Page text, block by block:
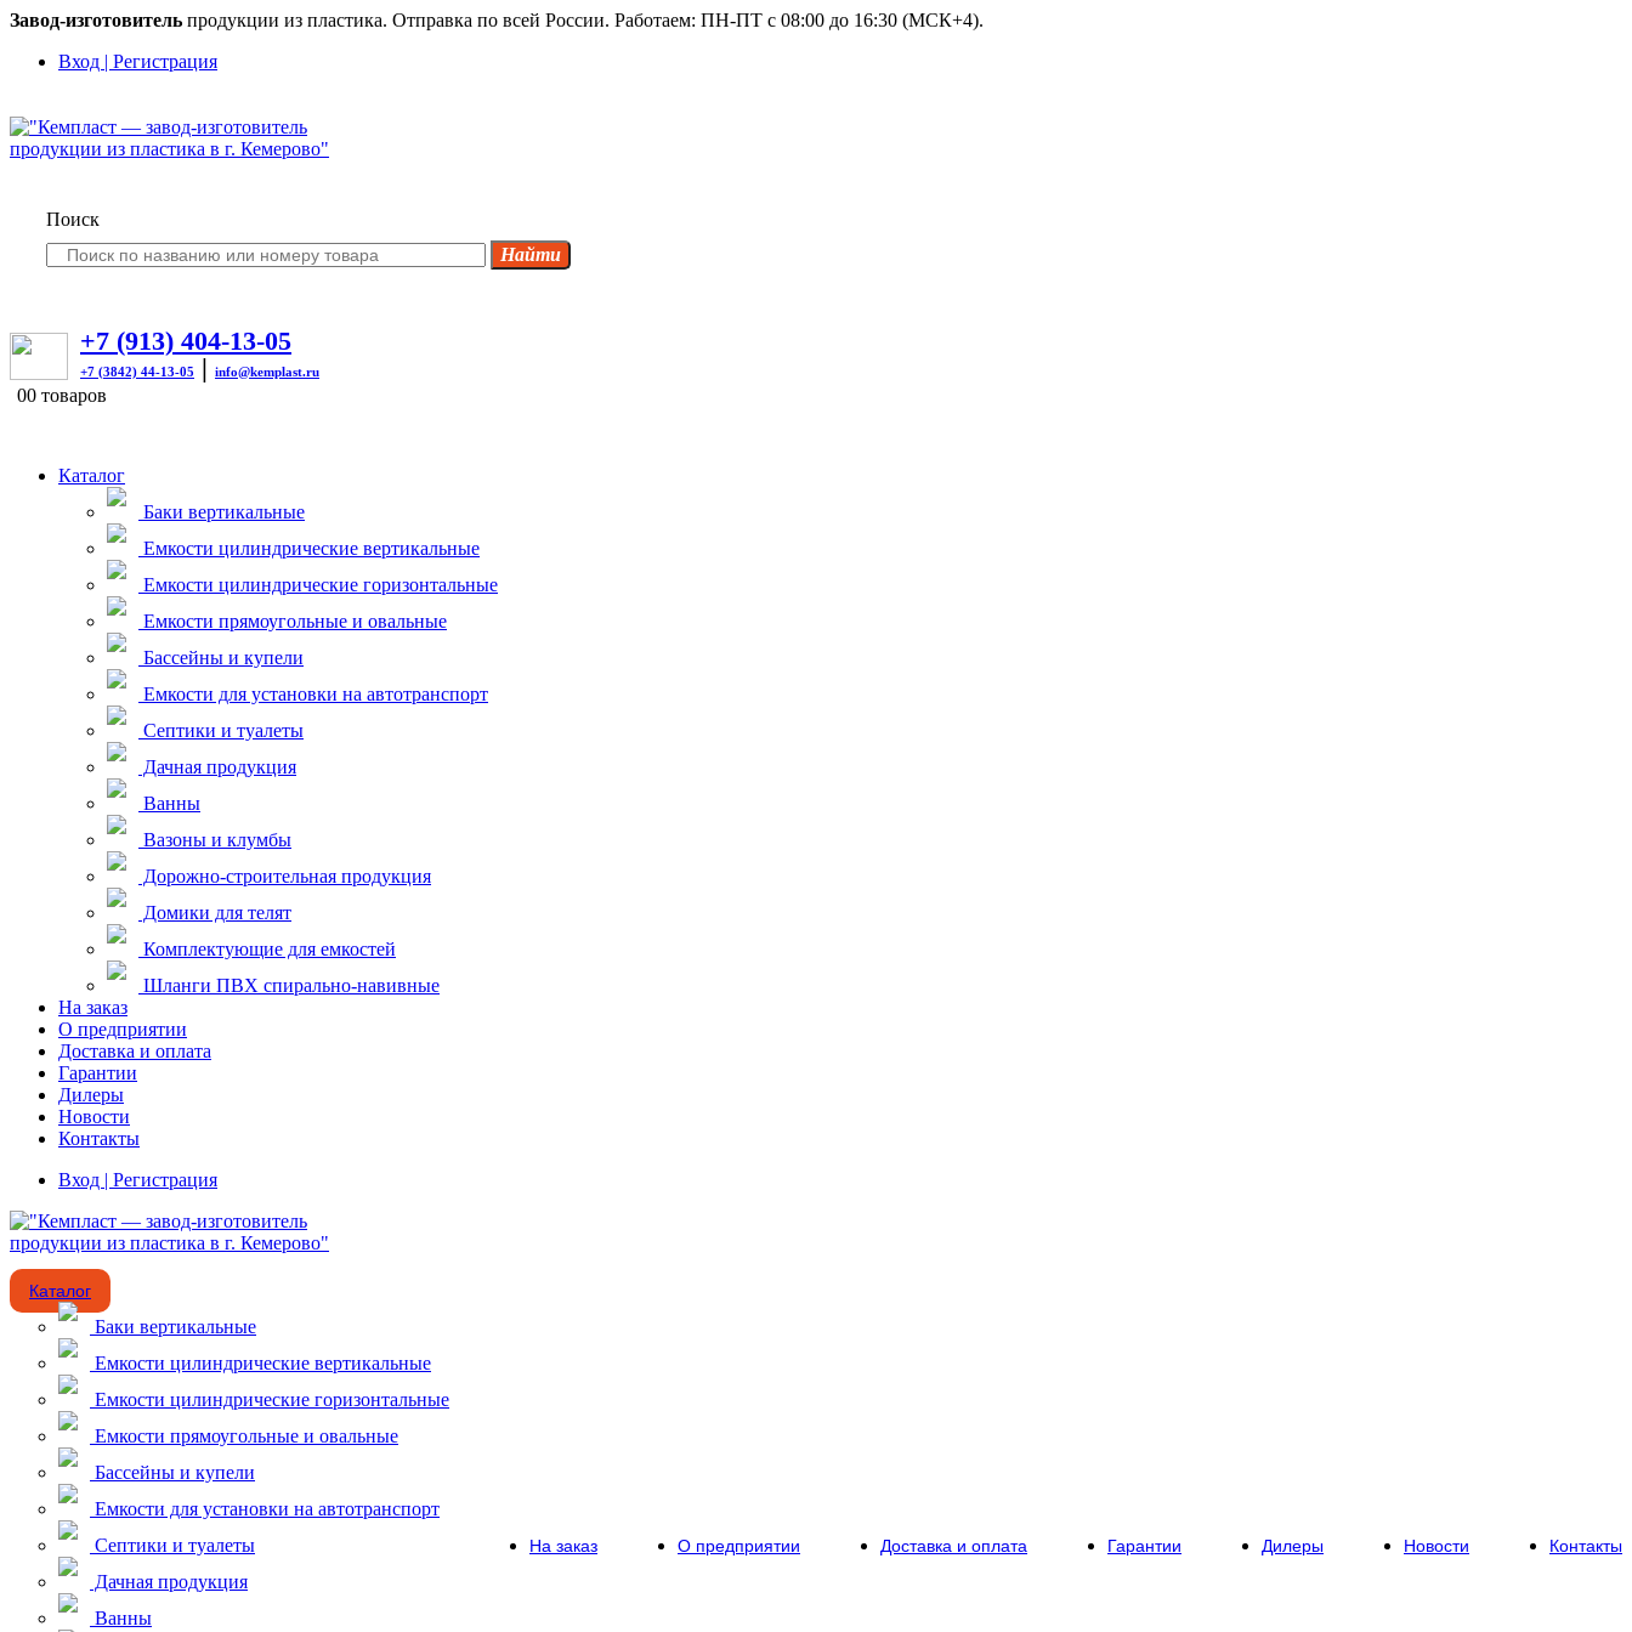
Завод-изготовитель продукции из пластика. Отправка по всей России. Работаем: ПН-ПТ с 08:00 до 16:30 (МСК+4).
Вход | Регистрация
Поиск
+7 (913) 404-13-05
+7 (3842) 44-13-05 | info@kemplast.ru
00 товаров
Каталог
Баки вертикальные
Емкости цилиндрические вертикальные
Емкости цилиндрические горизонтальные
Емкости прямоугольные и овальные
Бассейны и купели
Емкости для установки на автотранспорт
Септики и туалеты
Дачная продукция
Ванны
Вазоны и клумбы
Дорожно-строительная продукция
Домики для телят
Комплектующие для емкостей
Шланги ПВХ спирально-навивные
На заказ
О предприятии
Доставка и оплата
Гарантии
Дилеры
Новости
Контакты
Вход | Регистрация
Каталог
Баки вертикальные
Емкости цилиндрические вертикальные
Емкости цилиндрические горизонтальные
Емкости прямоугольные и овальные
Бассейны и купели
Емкости для установки на автотранспорт
Септики и туалеты
Дачная продукция
Ванны
На заказ О предприятии Доставка и оплата Гарантии Дилеры Новости Контакты